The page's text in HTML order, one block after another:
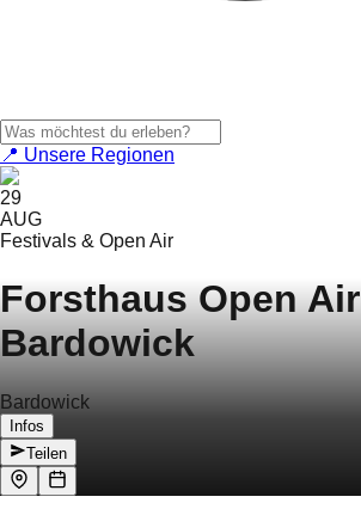
📍 Unsere Regionen
29
AUG
Festivals & Open Air
Forsthaus Open Air
Bardowick
Bardowick
Infos
Teilen